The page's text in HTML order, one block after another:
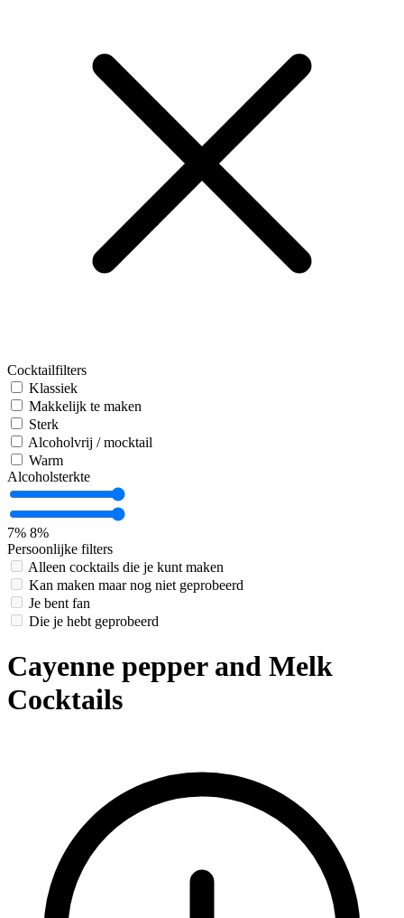
Cocktailfilters
Klassiek
Makkelijk te maken
Sterk
Alcoholvrij / mocktail
Warm
Alcoholsterkte
7% 8%
Persoonlijke filters
Alleen cocktails die je kunt maken
Kan maken maar nog niet geprobeerd
Je bent fan
Die je hebt geprobeerd
Cayenne pepper and Melk
Cocktails